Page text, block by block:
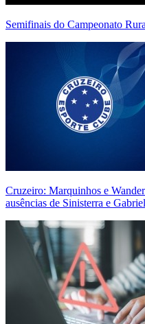
Semifinais do Campeonato
Cruzeiro: Marquinhos e
ausências de Sinisterra e